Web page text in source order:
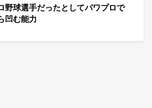
野球選手だったとしてパワプロで
凹む能力